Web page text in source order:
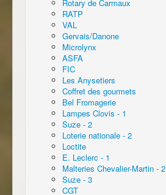
Rotary de Carmaux
RATP
VAL
Gervais/Danone
Microlynx
ASFA
FIC
Les Anysetiers
Coffret des gourmets
Bel Fromagerie
Lampes Clovis - 1
Suze - 2
Loterie nationale - 2
Loctite
E. Leclerc - 1
Malteries Chevalier-Martin - 2
Suze - 3
CGT